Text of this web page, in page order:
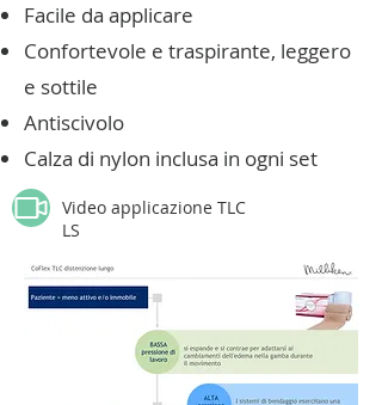
Facile da applicare
Confortevole e traspirante, leggero
e sottile
Antiscivolo
Calza di nylon inclusa in ogni set
Video applicazione TLC
LS